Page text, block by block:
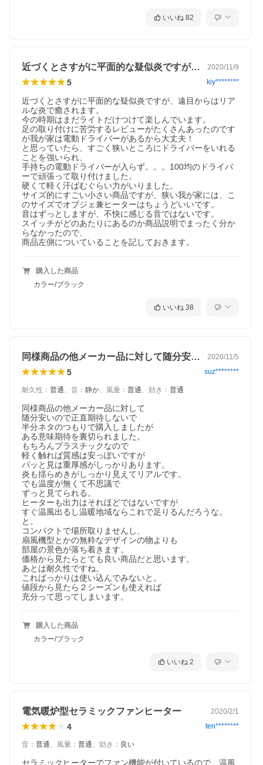
暖炉型 セラミックファンヒーター
落ち着きのあるアンティークなデザインのインテリア暖房機器
燃焼を行わないクリーンな暖房で空気を汚さず、
暖炉が必要ない時は照明のみで使うこともできます。
スイッチだけの簡単操作。
本体下部にある電気ヒーターが、心地よい温風で足元から温めま
するので安心です。
ご自宅用としてだけじゃなく、美容室やネイルサロン等のお店の
充分に雰囲気を演出することができます。
いいね 82
近づくとさすがに平面的な疑似炎ですが、… 2020/11/9
5 kiy********
近づくとさすがに平面的な疑似炎ですが、遠目からはリア
ルな炎で癒されます。
今の時期はまだライトだけつけて楽しんでいます。
足の取り付けに苦労するレビューがたくさんあったのです
が我が家は電動ドライバーがあるから大丈夫！
と思っていたら、すごく狭いところにドライバーをいれる
ことを強いられ、
手持ちの電動ドライバーが入らず。。。100均のドライバ
ーで頑張って取り付けました。
硬くて軽く汗ばむぐらい力がいりました。
サイズ的にすごい小さい商品ですが、狭い我が家には、こ
のサイズでオブジェ兼ヒーターはちょうどいいです。
音はずっとしますが、不快に感じる音ではないです。
スイッチがどのあたりにあるのか商品説明でまったく分か
らなかったので、
商品左側についていることを記しておきます。
購入した商品
カラー/ブラック
いいね 38
同様商品の他メーカー品に対して随分安い… 2020/11/5
5 suz********
耐久性 ： 普通、 音 ： 静か、 風量 ： 普通、 効き ： 普通
同様商品の他メーカー品に対して
随分安いので正直期待しないで
半分ネタのつもりで購入しましたが
ある意味期待を裏切られました。
もちろんプラスチックなので
軽く触れば質感は安っぽいですが
パッと見は重厚感がしっかりあります。
炎も揺らめきがしっかり見えてリアルです。
でも温度が無くて不思議で
ずっと見てられる。
ヒーターも出力はそれほどではないですが
すぐ温風出るし温暖地域ならこれで足りるんだろうな。
と。
コンパクトで場所取りませんし、
扇風機型とかの無粋なデザインの物よりも
部屋の景色が落ち着きます。
価格から見たらとても良い商品だと思います。
あとは耐久性ですね。
こればっかりは使い込んでみないと。
値段から見たら２シーズンも使えれば
充分って思ってしまいます。
購入した商品
カラー/ブラック
いいね 2
電気暖炉型セラミックファンヒーター 2020/2/1
4 ten********
音 ： 普通、 風量 ： 普通、 効き ： 良い
セラミックヒーターでファン機能が付いているので、温風